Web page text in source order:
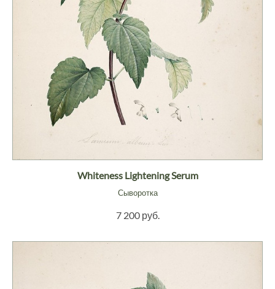
Whiteness Lightening Serum
Сыворотка
7 200 руб.